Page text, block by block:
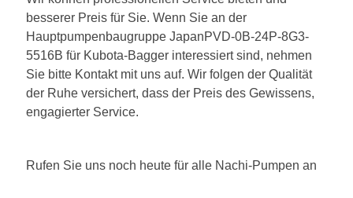
besserer Preis für Sie. Wenn Sie an der
Hauptpumpenbaugruppe JapanPVD-0B-24P-8G3-
5516B für Kubota-Bagger interessiert sind, nehmen
Sie bitte Kontakt mit uns auf. Wir folgen der Qualität
der Ruhe versichert, dass der Preis des Gewissens,
engagierter Service.
Rufen Sie uns noch heute für alle Nachi-Pumpen an